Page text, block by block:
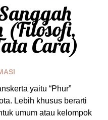
(Filosofi,
Cara)
yaitu “Phur”
Lebih khusus berarti
umum atau kelompok